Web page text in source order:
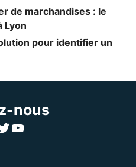
de marchandises : le
Lyon
pour identifier un
nous
YouTube